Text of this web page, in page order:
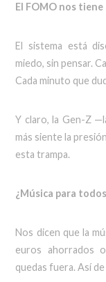
El FOMO nos
El sistema está
miedo, sin pensar.
Cada minuto que
Y claro, la Gen-Z
más siente la
esta trampa.
¿Música para
Nos dicen que la
euros ahorrados
quedas fuera. Así de